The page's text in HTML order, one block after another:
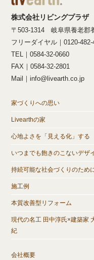
株式会社リビングプラザ
〒503-1314 岐阜県養老郡
フリーダイヤル｜0120-482-
TEL｜0584-32-0660
FAX｜0584-32-2801
Mail｜info@livearth.co.jp
家づくりへの思い
Livearthの家
心地よさを「見える化」する
いつまでも飽きのこないデザ
持続可能な社会づくりのため
施工例
本質改善型リフォーム
現代の名工 田中淳氏×建築家
紀
会社概要